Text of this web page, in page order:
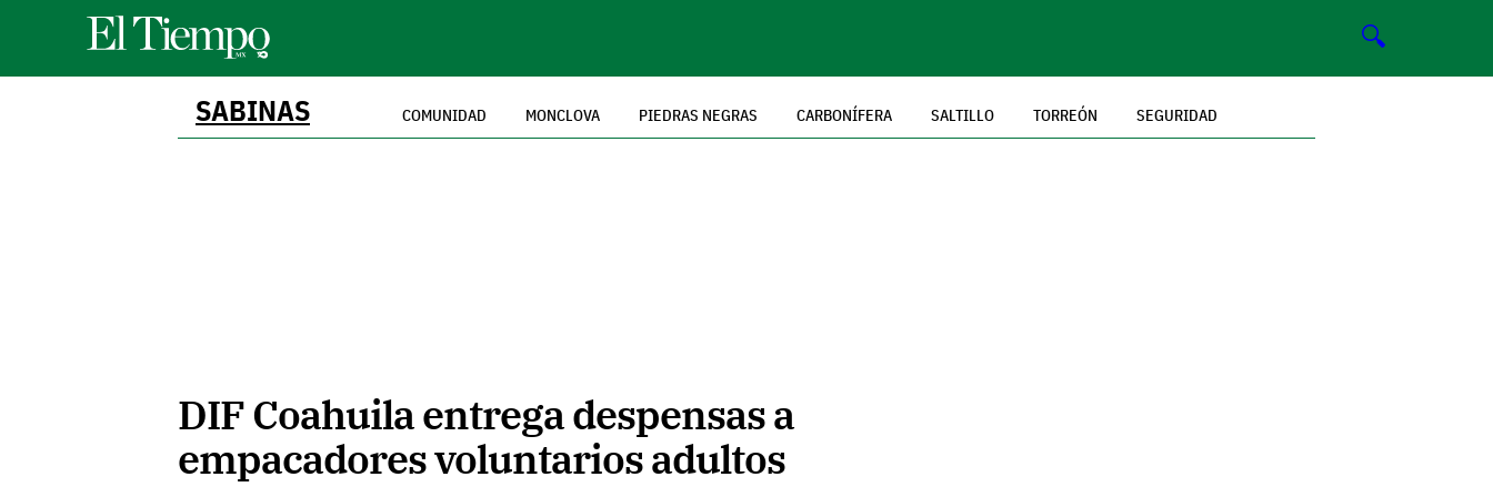
🔍
SABINAS COMUNIDAD MONCLOVA PIEDRAS NEGRAS CARBONÍFERA SALTILLO TORREÓN SEGURIDAD
DIF Coahuila entrega despensas a
empacadores voluntarios adultos